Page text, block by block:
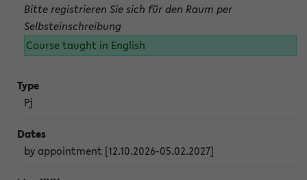
Bitte registrieren Sie sich für den Raum per
Selbsteinschreibung
Course taught in English
Pj
by appointment [12.10.2026-05.02.2027]